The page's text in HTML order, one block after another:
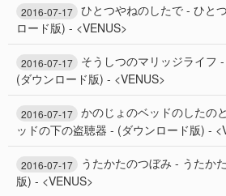
2016-07-17 ひとつやねのしたで - ひと
ロード版) - <VENUS>
2016-07-17
そうしつのマリッジライフ
(ダウンロード版) - <VENUS>
2016-07-17 かのじょのベッドのしたの
ッドの下の盗聴器 - (ダウンロード版) -
2016-07-17
うたかたのつぼみ - うたか
版) - <VENUS>